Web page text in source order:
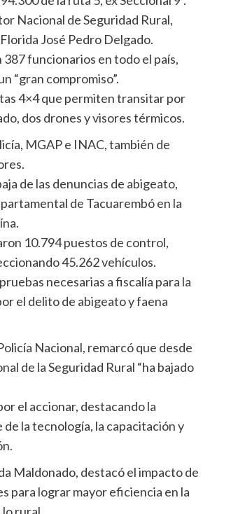
Nacional de Seguridad Rural,
José Pedro Delgado.
funcionarios en todo el país,
“gran compromiso”.
4×4 que permiten transitar por
dos drones y visores térmicos.
MGAP e INAC, también de
de las denuncias de abigeato,
de Tacuarembó en la
10.794 puestos de control,
45.262 vehículos.
necesarias a fiscalía para la
el delito de abigeato y faena
Nacional, remarcó que desde
de la Seguridad Rural “ha bajado
el accionar, destacando la
la tecnología, la capacitación y
Maldonado, destacó el impacto de
para lograr mayor eficiencia en la